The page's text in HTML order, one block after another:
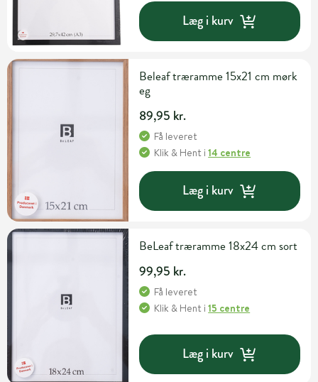
Læg i kurv
Beleaf træramme 15x21 cm mørk
eg
89,95 kr.
Få leveret
Klik & Hent i14 centre
Læg i kurv
BeLeaf træramme 18x24 cm sort
99,95 kr.
Få leveret
Klik & Hent i15 centre
Læg i kurv